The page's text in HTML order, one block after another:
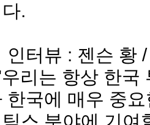
.
터뷰 : 젠슨 황
리는 항상 한국
한국에 매우 중